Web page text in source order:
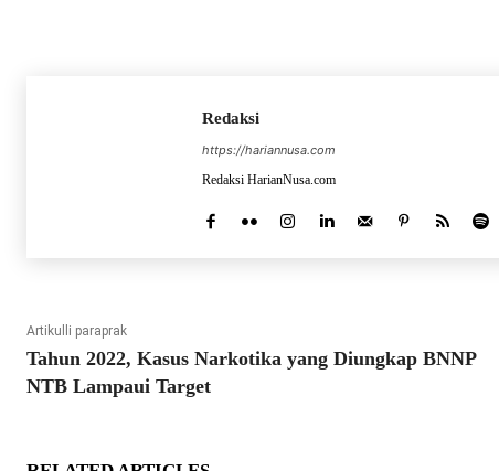
Redaksi
https://hariannusa.com
Redaksi HarianNusa.com
Artikulli paraprak
Tahun 2022, Kasus Narkotika yang Diungkap BNNP
NTB Lampaui Target